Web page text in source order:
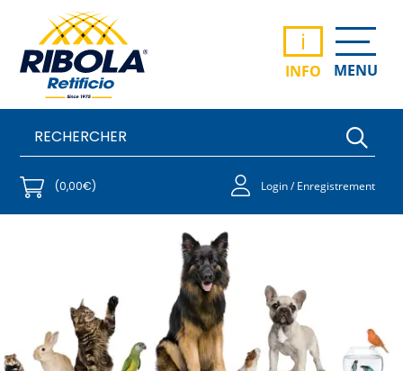
i
INFO MENU
(0,00€) Login / Enregistrement